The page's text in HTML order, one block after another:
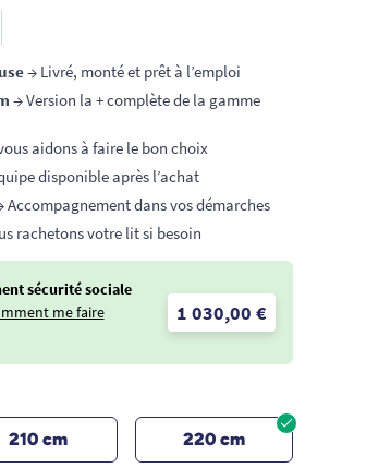
→ Livré, monté et prêt à l’emploi
→ Version la + complète de la gamme
aidons à faire le bon choix
disponible après l’achat
Accompagnement dans vos démarches
rachetons votre lit si besoin
sécurité sociale
me faire
1 030,00 €
210 cm 220 cm